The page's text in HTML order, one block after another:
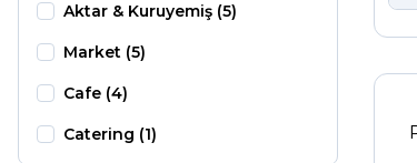
Aktar & Kuruyemiş (5)
Market (5)
Cafe (4)
Catering (1)